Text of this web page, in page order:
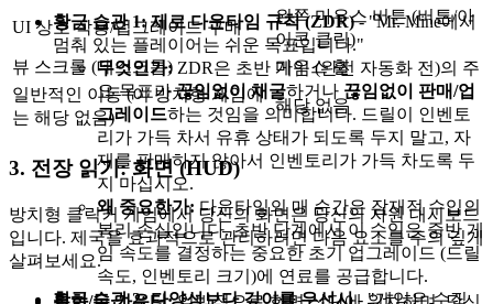
UI 상호 작용/업그레이드 구매
왼쪽 마우스 버튼 (버튼/아
이콘 클릭)
뷰 스크롤 (데스크톱)
마우스 휠
일반적인 이동 (이 방치형 게임에
는 해당 없음)
해당 없음
3. 전장 읽기: 화면 (HUD)
방치형 클릭커 게임에서 당신의 화면은 당신의 자원 대시보드
입니다. 제국을 효과적으로 관리하려면 다음 요소를 주의 깊게
살펴보세요.
황금 습관 1: 제로 다운타임 규칙 (ZDR)- "Mr. Mine에서
멈춰 있는 플레이어는 쉬운 목표입니다."
무엇인가: ZDR은 초반 게임 (완전 자동화 전)의 주
요 목표가끊임없이 채굴하거나 끊임없이 판매/업
그레이드하는 것임을 의미합니다. 드릴이 인벤토
리가 가득 차서 유휴 상태가 되도록 두지 말고, 자
재를 판매하지 않아서 인벤토리가 가득 차도록 두
지 마십시오.
왜 중요한가: 다운타임의 매 순간은 잠재적 수입의
복리 손실입니다. 초반 단계에서 이 수익은 중반 게
임 속도를 결정하는 중요한 초기 업그레이드 (드릴
속도, 인벤토리 크기)에 연료를 공급합니다.
황금 습관 2: 다양성보다 깊이를 우선시- "게임은 수집